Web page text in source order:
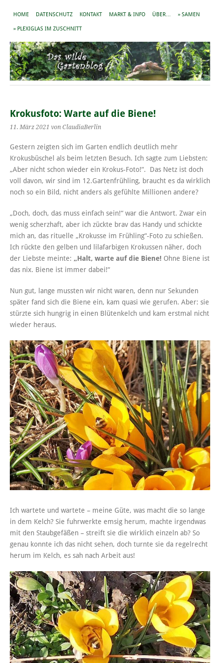
HOME DATENSCHUTZ KONTAKT MARKT & INFO ÜBER… » SAMEN
» PLEXIGLAS IM ZUSCHNITT
Krokusfoto: Warte auf die Biene!
11. März 2021 von ClaudiaBerlin
Gestern zeigten sich im Garten endlich deutlich mehr
Krokusbüschel als beim letzten Besuch. Ich sagte zum Liebsten:
„Aber nicht schon wieder ein Krokus-Foto!“. Das Netz ist doch
voll davon, wir sind im 12.Gartenfrühling, braucht es da wirklich
noch so ein Bild, nicht anders als gefühlte Millionen andere?
„Doch, doch, das muss einfach sein!“ war die Antwort. Zwar ein
wenig scherzhaft, aber ich zückte brav das Handy und schickte
mich an, das rituelle „Krokusse im Frühling“-Foto zu schießen.
Ich rückte den gelben und lilafarbigen Krokussen näher, doch
der Liebste meinte: „Halt, warte auf die Biene! Ohne Biene ist
das nix. Biene ist immer dabei!“
Nun gut, lange mussten wir nicht waren, denn nur Sekunden
später fand sich die Biene ein, kam quasi wie gerufen. Aber: sie
stürzte sich hungrig in einen Blütenkelch und kam erstmal nicht
wieder heraus.
Ich wartete und wartete – meine Güte, was macht die so lange
in dem Kelch? Sie fuhrwerkte emsig herum, machte irgendwas
mit den Staubgefäßen – streift sie die wirklich einzeln ab? So
genau konnte ich das nicht sehen, doch turnte sie da regelrecht
herum im Kelch, es sah nach Arbeit aus!